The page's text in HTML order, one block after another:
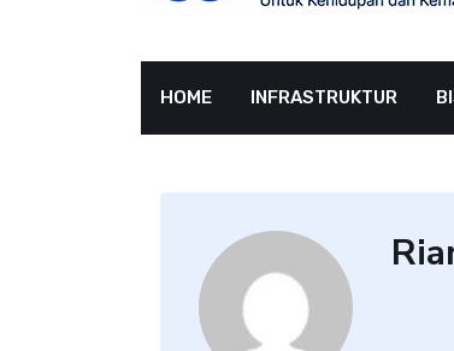
HOME INFRASTRUKTUR